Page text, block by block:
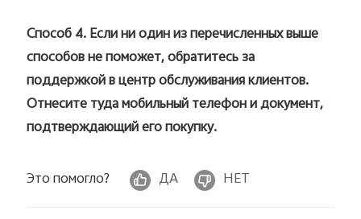
Способ 4. Если ни один из перечисленных выше
способов не поможет, обратитесь за
поддержкой в центр обслуживания клиентов.
Отнесите туда мобильный телефон и документ,
подтверждающий его покупку.
Это помогло? ДА НЕТ